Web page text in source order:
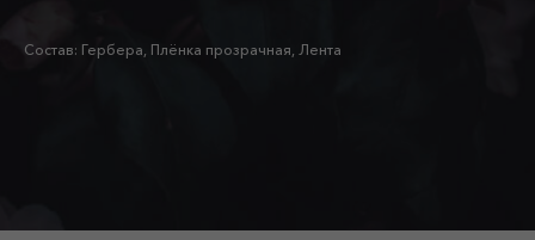
Состав: Гербера, Плёнка прозрачная, Лента